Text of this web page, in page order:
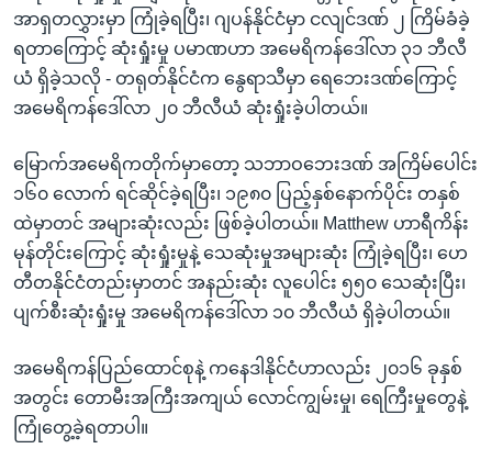
အာရှတလွှားမှာ ကြုံခဲ့ရပြီး၊ ဂျပန်နိုင်ငံမှာ ငလျင်ဒဏ် ၂ ကြိမ်ခံခဲ့
ရတာကြောင့် ဆုံးရှုံးမှု ပမာဏဟာ အမေရိကန်ဒေါ်လာ ၃၁ ဘီလီ
ယံ ရှိခဲ့သလို - တရုတ်နိုင်ငံက နွေရာသီမှာ ရေဘေးဒဏ်ကြောင့်
အမေရိကန်ဒေါ်လာ ၂၀ ဘီလီယံ ဆုံးရှုံးခဲ့ပါတယ်။
မြောက်အမေရိကတိုက်မှာတော့ သဘာဝဘေးဒဏ် အကြိမ်ပေါင်း
၁၆၀ လောက် ရင်ဆိုင်ခဲ့ရပြီး၊ ၁၉၈၀ ပြည့်နှစ်နောက်ပိုင်း တနှစ်
ထဲမှာတင် အများဆုံးလည်း ဖြစ်ခဲ့ပါတယ်။ Matthew ဟာရီကိန်း
မုန်တိုင်းကြောင့် ဆုံးရှုံးမှုနဲ့ သေဆုံးမှုအများဆုံး ကြုံခဲ့ရပြီး၊ ဟေ
တီတနိုင်ငံတည်းမှာတင် အနည်းဆုံး လူပေါင်း ၅၅၀ သေဆုံးပြီး၊
ပျက်စီးဆုံးရှုံးမှု အမေရိကန်ဒေါ်လာ ၁၀ ဘီလီယံ ရှိခဲ့ပါတယ်။
အမေရိကန်ပြည်ထောင်စုနဲ့ ကနေဒါနိုင်ငံဟာလည်း ၂၀၁၆ ခုနှစ်
အတွင်း တောမီးအကြီးအကျယ် လောင်ကျွမ်းမှု၊ ရေကြီးမှုတွေနဲ့
ကြုံတွေ့ခဲ့ရတာပါ။